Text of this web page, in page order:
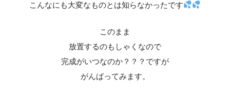
こんなにも大変なものとは知らなかったです
このまま
放置するのもしゃくなので
完成がいつなのか？？？ですが
がんばってみます。